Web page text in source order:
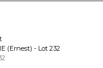
(Ernest) - Lot 232